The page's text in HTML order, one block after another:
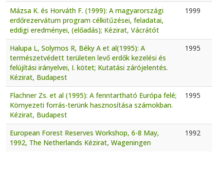
Mázsa K. és Horváth F. (1999): A magyarországi
erdőrezervátum program célkitűzései, feladatai,
eddigi eredményei, (előadás); Kézirat, Vácrátót
1999
Halupa L, Solymos R, Béky A et al(1995): A
természetvédett területen levő erdők kezelési és
felújítási irányelvei, I. kötet; Kutatási zárójelentés.
Kézirat, Budapest
1995
Flachner Zs. et al (1995): A fenntartható Európa felé;
Környezeti forrás-terünk hasznosítása számokban.
Kézirat, Budapest
1995
European Forest Reserves Workshop, 6-8 May,
1992, The Netherlands Kézirat, Wageningen
1992